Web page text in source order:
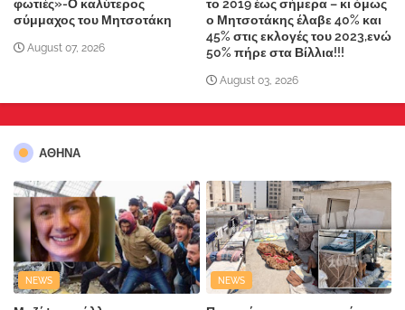
φωτιές»-Ο καλύτερος
σύμμαχος του Μητσοτάκη
August 07, 2026
το 2019 έως σήμερα – κι όμως
ο Μητσοτάκης έλαβε 40% και
45% στις εκλογές του 2023,ενώ
50% πήρε στα Βίλλια!!!
August 03, 2026
ΑΘΗΝΑ
NEWS NEWS